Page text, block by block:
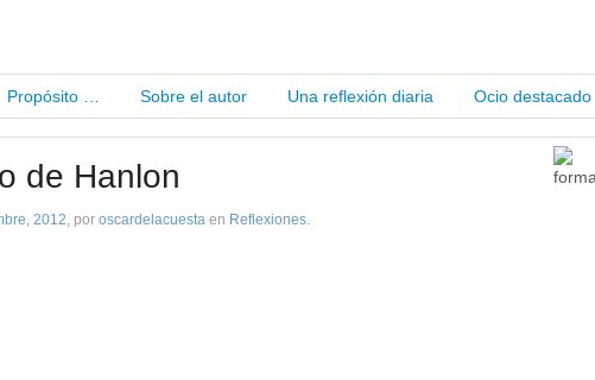
Propósito … Sobre el autor Una reflexión diaria Ocio destacado
de Hanlon
2012, por oscardelacuesta en Reflexiones.